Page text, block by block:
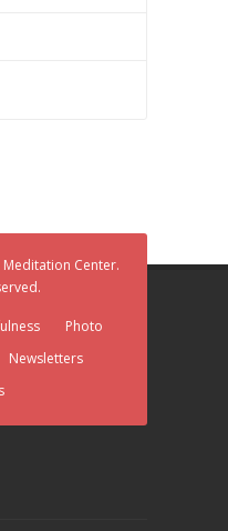
Center.
Photo
Newsletters